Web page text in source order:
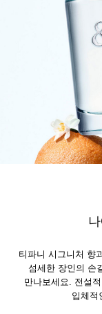
티파니 시그니처 향
섬세한 장인의 손
만나보세요. 전설
입체적